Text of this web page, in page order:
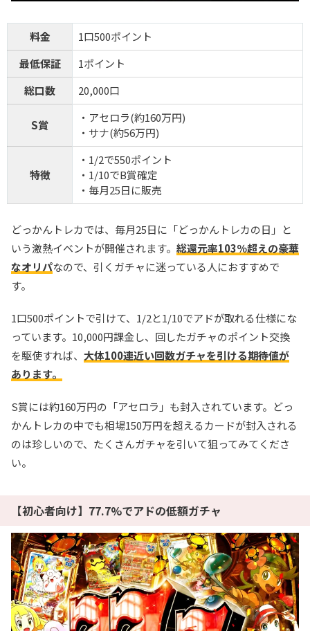
料金
1口500ポイント
最低保証
1ポイント
総口数
20,000口
S賞
・アセロラ(約160万円)
・サナ(約56万円)
特徴
・1/2で550ポイント
・1/10でB賞確定
・毎月25日に販売
どっかんトレカでは、毎月25日に「どっかんトレカの日」と
いう激熱イベントが開催されます。 総還元率103％超えの豪華
なオリパなので、引くガチャに迷っている人におすすめで
す。
1口500ポイントで引けて、1/2と1/10でアドが取れる仕様にな
っています。10,000円課金し、回したガチャのポイント交換
を駆使すれば、 大体100連近い回数ガチャを引ける期待値が
あります。
S賞には約160万円の「アセロラ」も封入されています。どっ
かんトレカの中でも相場150万円を超えるカードが封入される
のは珍しいので、たくさんガチャを引いて狙ってみてくださ
い。
【初心者向け】77.7%でアドの低額ガチャ